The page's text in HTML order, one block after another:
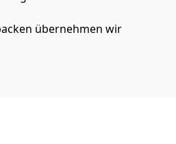
übernehmen wir